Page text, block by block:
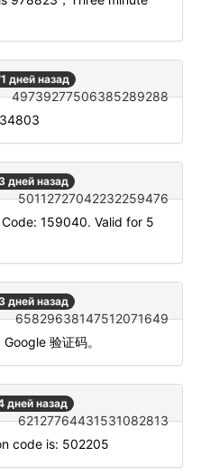
дней назад
49739277506385289288
дней назад
50112727042232259476
Code: 159040. Valid for 5
дней назад
65829638147512071649
验证码。
дней назад
62127764431531082813
code is: 502205